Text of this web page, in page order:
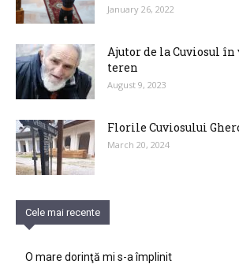
January 26, 2022
Ajutor de la Cuviosul în
teren
August 9, 2023
Florile Cuviosului
March 20, 2024
Cele mai recente
O mare dorinţă mi s-a împlinit